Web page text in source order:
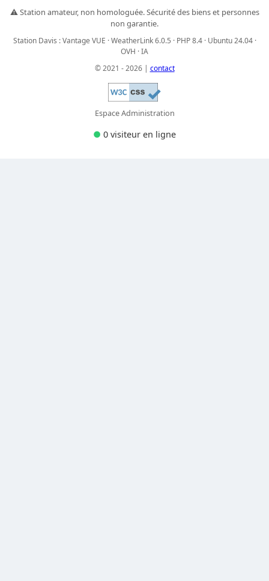
⚠️ Station amateur, non homologuée. Sécurité des biens et personnes
non garantie.
Station Davis : Vantage VUE · WeatherLink 6.0.5 · PHP 8.4 · Ubuntu 24.04 ·
OVH · IA
© 2021 - 2026 | contact
Espace Administration
● 0 visiteur en ligne